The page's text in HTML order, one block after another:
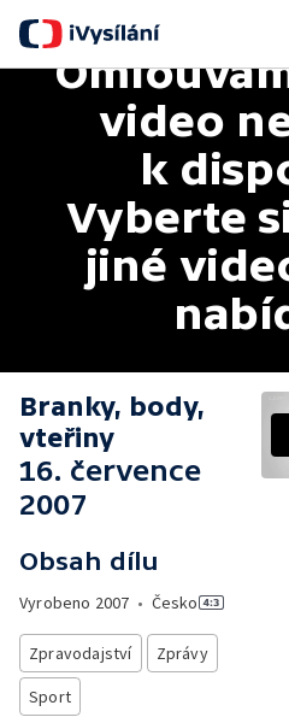
video
k
Vyberte
jiné
Branky, body,
vteřiny
16. července
2007
Obsah dílu
Vyrobeno 2007 • Česko
Zpravodajství
Zprávy
Sport